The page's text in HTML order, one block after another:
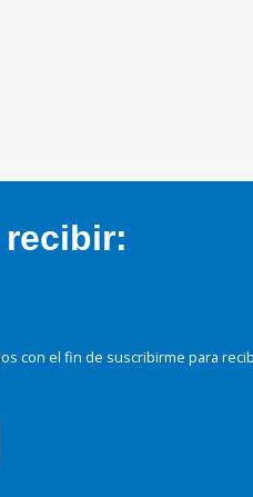
con el fin de suscribirme para